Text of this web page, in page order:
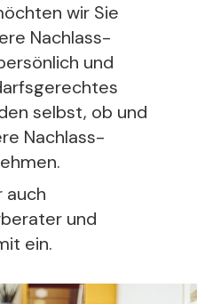
wir Sie
Nachlass-
und
selbst, ob und
Nachlass-
auch
und
ein.